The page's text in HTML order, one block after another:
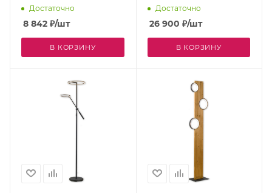
Достаточно
8 842 ₽/шт
В КОРЗИНУ
Достаточно
26 900 ₽/шт
В КОРЗИНУ